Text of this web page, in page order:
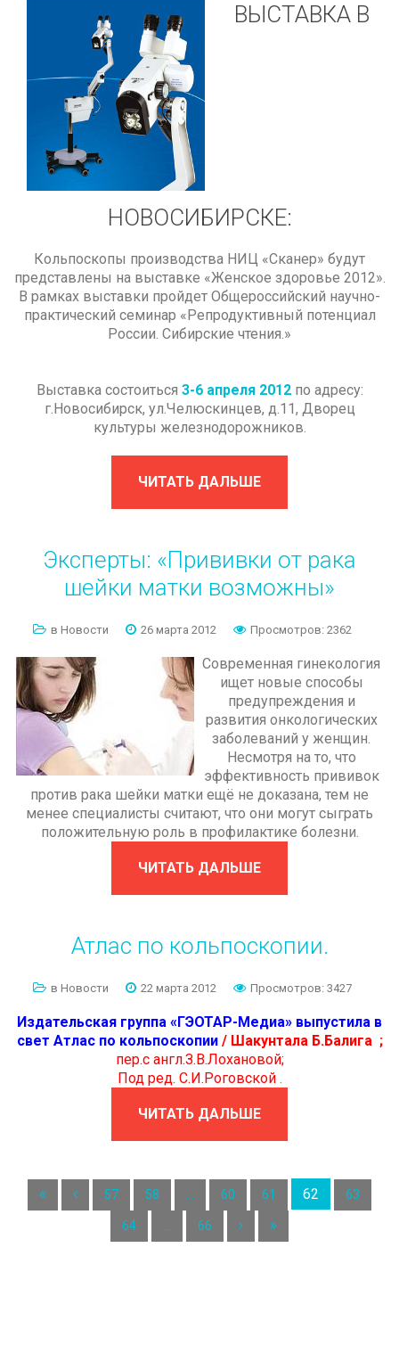
ВЫСТАВКА В
НОВОСИБИРСКЕ:
Кольпоскопы производства НИЦ «Сканер» будут
представлены на выставке «Женское здоровье 2012».
В рамках выставки пройдет Общероссийский научно-
практический семинар «Репродуктивный потенциал
России. Сибирские чтения.»
Выставка состоиться 3-6 апреля 2012 по адресу:
г.Новосибирск, ул.Челюскинцев, д.11, Дворец
культуры железнодорожников.
ЧИТАТЬ ДАЛЬШЕ
Эксперты: «Прививки от рака
шейки матки возможны»
в Новости 26 марта 2012 Просмотров: 2362
Современная гинекология
ищет новые способы
предупреждения и
развития онкологических
заболеваний у женщин.
Несмотря на то, что
эффективность прививок
против рака шейки матки ещё не доказана, тем не
менее специалисты считают, что они могут сыграть
положительную роль в профилактике болезни.
ЧИТАТЬ ДАЛЬШЕ
Атлас по кольпоскопии.
в Новости 22 марта 2012 Просмотров: 3427
Издательская группа «ГЭОТАР-Медиа» выпустила в
свет Атлас по кольпоскопии / Шакунтала Б.Балига ;
пер.с англ.З.В.Лохановой;
Под ред. С.И.Роговской.
ЧИТАТЬ ДАЛЬШЕ
57 58 60 61 62 63
64 66